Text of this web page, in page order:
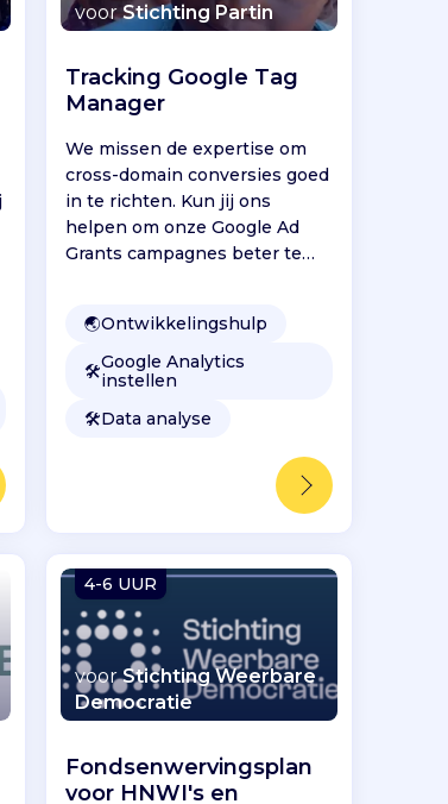
voorStichting Partin
Tracking Google Tag
Manager
We missen de expertise om
cross-domain conversies goed
in te richten. Kun jij ons
helpen om onze Google Ad
Grants campagnes beter te
🌏Ontwikkelingshulp
🛠️Google Analytics
instellen
🛠️Data analyse
4-6 UUR
voorStichting Weerbare
Democratie
Fondsenwervingsplan
voor HNWI's en